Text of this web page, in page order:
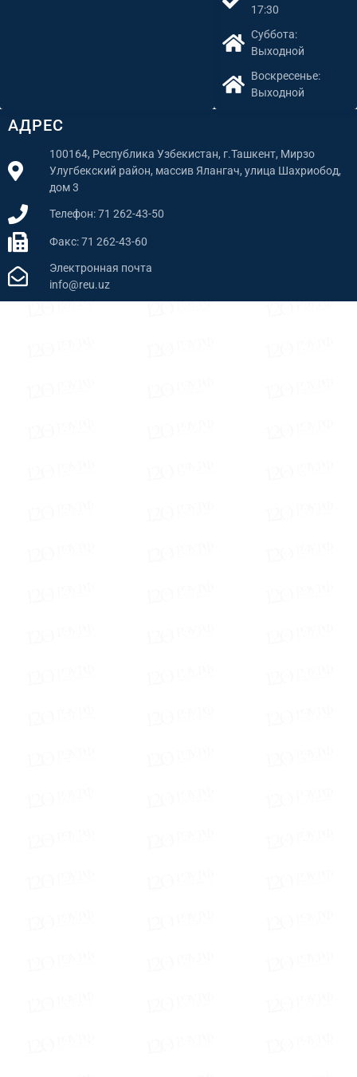
АДРЕС
100164, Республика Узбекистан, г.Ташкент, Мирзо
Улугбекский район, массив Ялангач, улица Шахриобод,
дом 3
Телефон: 71 262-43-50
Факс: 71 262-43-60
Электронная почта
info@reu.uz
17:30
Суббота:
Выходной
Воскресенье:
Выходной